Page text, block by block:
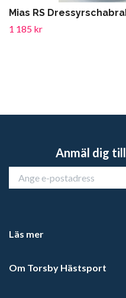
Mias RS
1 185 kr
Anmäl dig
Läs mer
Om Torsby Hästsport